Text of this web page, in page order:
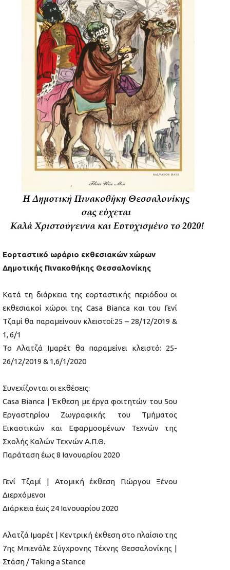
Εορταστικό ωράριο εκθεσιακών χώρων
Δημοτικής Πινακοθήκης Θεσσαλονίκης
Κατά τη διάρκεια της εορταστικής περιόδου οι
εκθεσιακοί χώροι της Casa Bianca και του Γενί
Τζαμί θα παραμείνουν κλειστοί:25 – 28/12/2019 &
1, 6/1
Το Αλατζά Ιμαρέτ θα παραμείνει κλειστό: 25-
26/12/2019 & 1,6/1/2020
Συνεχίζονται οι εκθέσεις:
Casa Bianca | Έκθεση με έργα φοιτητών του 5ου
Εργαστηρίου Ζωγραφικής του Τμήματος
Εικαστικών και Εφαρμοσμένων Τεχνών της
Σχολής Καλών Τεχνών Α.Π.Θ.
Παράταση έως 8 Ιανουαρίου 2020
Γενί Τζαμί | Ατομική έκθεση Γιώργου Ξένου
Διερχόμενοι
Διάρκεια έως 24 Ιανουαρίου 2020
Αλατζά Ιμαρέτ | Κεντρική έκθεση στο πλαίσιο της
7ης Μπιενάλε Σύγχρονης Τέχνης Θεσσαλονίκης |
Στάση / Taking a Stance